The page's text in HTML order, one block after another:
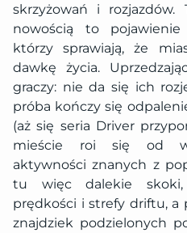
skrzyżowań i rozjazdów.
nowością to pojawienie
którzy sprawiają, że
dawkę życia.
graczy: nie da się ich
próba kończy się
(aż się seria Driver
mieście roi się od
aktywności znanych z
tu więc dalekie skoki,
prędkości i strefy driftu,
znajdziek podzielonych